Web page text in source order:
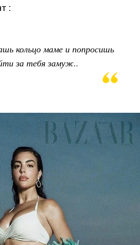
:
кольцо маме и попросишь
за тебя замуж..